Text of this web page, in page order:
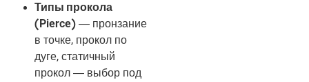
Типы прокола
(Pierce) — пронзание
в точке, прокол по
дуге, статичный
прокол — выбор под